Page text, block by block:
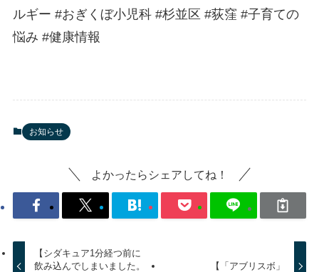
ルギー #おぎくぼ小児科 #杉並区 #荻窪 #子育ての
悩み #健康情報
お知らせ
よかったらシェアしてね！
【シダキュア1分経つ前に
飲み込んでしまいました。
【「アブリスボ」